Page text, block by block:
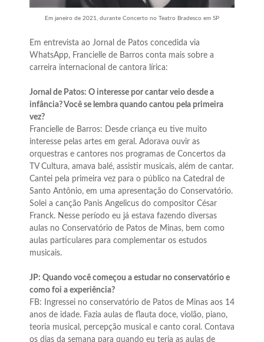
Em janeiro de 2021, durante Concerto no Teatro Bradesco em SP
Em entrevista ao Jornal de Patos concedida via
WhatsApp, Francielle de Barros conta mais sobre a
carreira internacional de cantora lírica:
Jornal de Patos: O interesse por cantar veio desde a
infância? Você se lembra quando cantou pela primeira
vez?
Francielle de Barros: Desde criança eu tive muito
interesse pelas artes em geral. Adorava ouvir as
orquestras e cantores nos programas de Concertos da
TV Cultura, amava balé, assistir musicais, além de cantar.
Cantei pela primeira vez para o público na Catedral de
Santo Antônio, em uma apresentação do Conservatório.
Solei a canção Panis Angelicus do compositor César
Franck. Nesse período eu já estava fazendo diversas
aulas no Conservatório de Patos de Minas, bem como
aulas particulares para complementar os estudos
musicais.
JP: Quando você começou a estudar no conservatório e
como foi a experiência?
FB: Ingressei no conservatório de Patos de Minas aos 14
anos de idade. Fazia aulas de flauta doce, violão, piano,
teoria musical, percepção musical e canto coral. Contava
os dias da semana para quando eu teria as aulas de